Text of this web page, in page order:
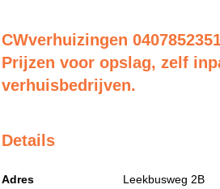
CWverhuizingen
Prijzen voor opslag, zelf
verhuisbedrijven.
Details
Adres
Leekbusweg 2B